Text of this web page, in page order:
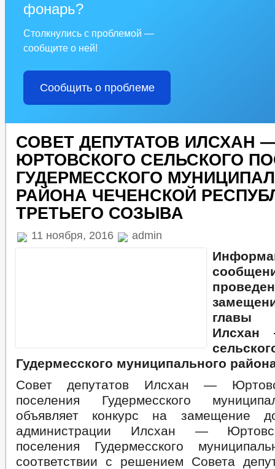
фонарь?
Столкнулись с проблемой —
сообщите о ней!
Сообщить о проблеме
СОВЕТ ДЕПУТАТОВ ИЛСХАН
ЮРТОВСКОГО СЕЛЬСКОГО
ГУДЕРМЕССКОГО
РАЙОНА ЧЕЧЕНСКОЙ
ТРЕТЬЕГО СОЗЫВА
11 ноября, 2016 admin
главы
Илсхан
Гудермесского муниципального
Совет депутатов Илсхан —
поселения Гудермесского
объявляет конкурс на замещение
администрации Илсхан —
поселения Гудермесского
соответствии с решением Совета